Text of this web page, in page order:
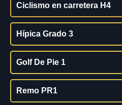
Ciclismo en carretera H4
Hípica Grado 3
Golf De Pie 1
Remo PR1